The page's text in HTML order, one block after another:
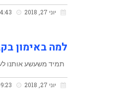
יוני 27, 2018
למה באימון
תמיד משעשע אותנו
יוני 27, 2018